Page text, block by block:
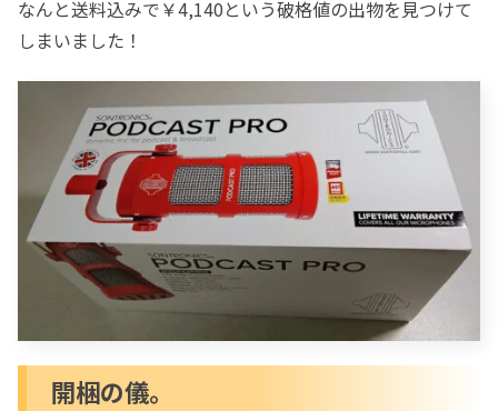
で試しました。
るか試してみます。
なんと送料込みで￥4,140という破格値の出物を見つけて
しまいました！
開梱の儀。